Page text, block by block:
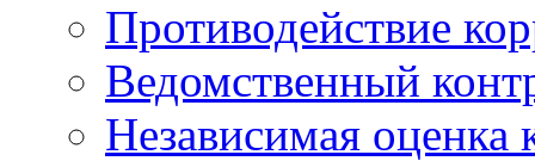
Противодействие
Ведомственный
Независимая оценка